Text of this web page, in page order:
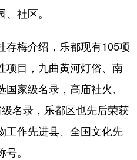
社区。
梅介绍，乐都现有105项
项目，九曲黄河灯俗、南
家级名录，高庙社火、
名录，乐都区也先后荣获
工作先进县、全国文化先
。